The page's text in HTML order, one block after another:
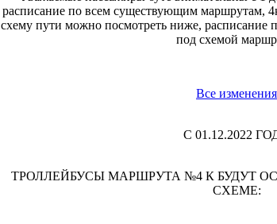
расписание по всем существующим маршрутам,
схему пути можно посмотреть ниже, расписание
под схемой
Все изменения
С 01.12.2022
ТРОЛЛЕЙБУСЫ МАРШРУТА №4 К БУДУТ
СХЕМЕ: